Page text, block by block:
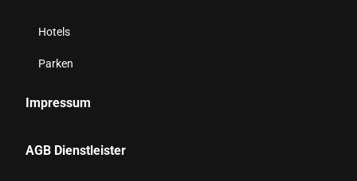
Hotels
Parken
Impressum
AGB Dienstleister